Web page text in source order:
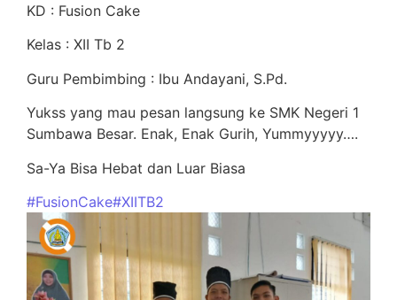
KD : Fusion Cake
Kelas : XII Tb 2
Guru Pembimbing : Ibu Andayani, S.Pd.
Yukss yang mau pesan langsung ke SMK Negeri 1
Sumbawa Besar. Enak, Enak Gurih, Yummyyyyy….
Sa-Ya Bisa Hebat dan Luar Biasa
#FusionCake#XIITB2